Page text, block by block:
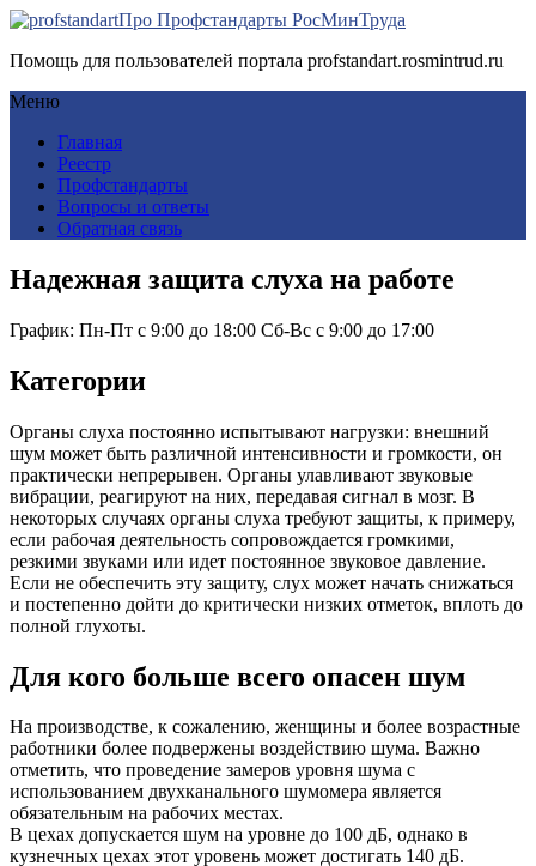
Про Профстандарты РосМинТруда
Помощь для пользователей портала profstandart.rosmintrud.ru
Меню
Главная
Реестр
Профстандарты
Вопросы и ответы
Обратная связь
Надежная защита слуха на работе
График: Пн-Пт с 9:00 до 18:00 Сб-Вс с 9:00 до 17:00
Категории
Органы слуха постоянно испытывают нагрузки: внешний
шум может быть различной интенсивности и громкости, он
практически непрерывен. Органы улавливают звуковые
вибрации, реагируют на них, передавая сигнал в мозг. В
некоторых случаях органы слуха требуют защиты, к примеру,
если рабочая деятельность сопровождается громкими,
резкими звуками или идет постоянное звуковое давление.
Если не обеспечить эту защиту, слух может начать снижаться
и постепенно дойти до критически низких отметок, вплоть до
полной глухоты.
Для кого больше всего опасен шум
На производстве, к сожалению, женщины и более возрастные
работники более подвержены воздействию шума. Важно
отметить, что проведение замеров уровня шума с
использованием двухканального шумомера является
обязательным на рабочих местах.
В цехах допускается шум на уровне до 100 дБ, однако в
кузнечных цехах этот уровень может достигать 140 дБ.